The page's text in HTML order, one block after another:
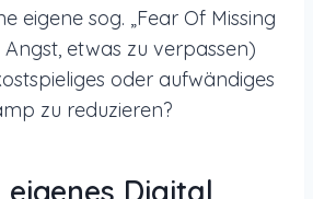
eigene sog. „Fear Of Missing
Angst, etwas zu verpassen)
oder aufwändiges
zu reduzieren?